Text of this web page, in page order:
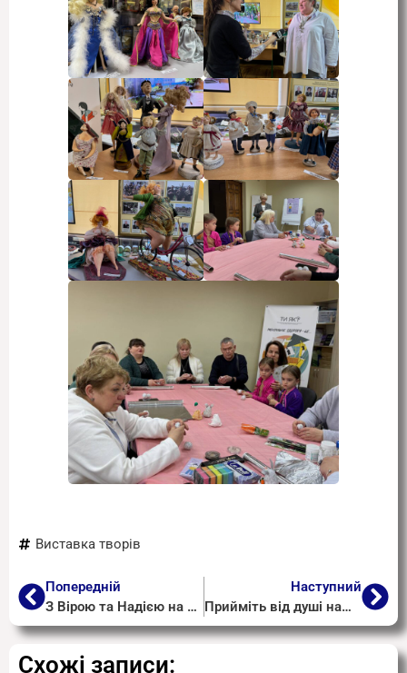
Виставка творів
Попередній
З Вірою та Надією на Перемогу!
Наступний
Прийміть від душі наші щирі вітання!
Схожі записи: